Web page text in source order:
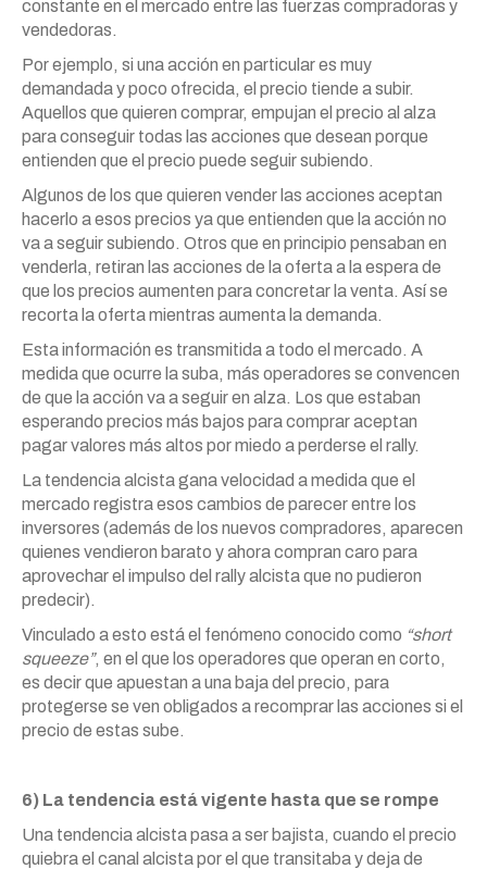
constante en el mercado entre las fuerzas compradoras y
vendedoras.
Por ejemplo, si una acción en particular es muy
demandada y poco ofrecida, el precio tiende a subir.
Aquellos que quieren comprar, empujan el precio al alza
para conseguir todas las acciones que desean porque
entienden que el precio puede seguir subiendo.
Algunos de los que quieren vender las acciones aceptan
hacerlo a esos precios ya que entienden que la acción no
va a seguir subiendo. Otros que en principio pensaban en
venderla, retiran las acciones de la oferta a la espera de
que los precios aumenten para concretar la venta. Así se
recorta la oferta mientras aumenta la demanda.
Esta información es transmitida a todo el mercado. A
medida que ocurre la suba, más operadores se convencen
de que la acción va a seguir en alza. Los que estaban
esperando precios más bajos para comprar aceptan
pagar valores más altos por miedo a perderse el rally.
La tendencia alcista gana velocidad a medida que el
mercado registra esos cambios de parecer entre los
inversores (además de los nuevos compradores, aparecen
quienes vendieron barato y ahora compran caro para
aprovechar el impulso del rally alcista que no pudieron
predecir).
Vinculado a esto está el fenómeno conocido como “short
squeeze”, en el que los operadores que operan en corto,
es decir que apuestan a una baja del precio, para
protegerse se ven obligados a recomprar las acciones si el
precio de estas sube.
6) La tendencia está vigente hasta que se rompe
Una tendencia alcista pasa a ser bajista, cuando el precio
quiebra el canal alcista por el que transitaba y deja de